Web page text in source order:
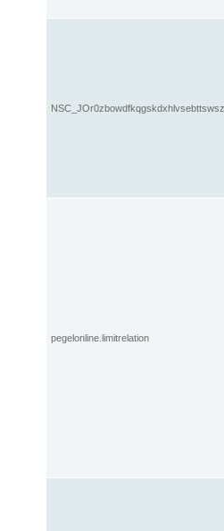
pegelonline.limitrelation